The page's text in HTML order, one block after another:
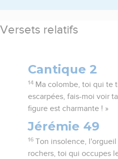
Versets relatifs
Cantique 2
14 Ma colombe, toi qui te
escarpées, fais-moi voir
figure est charmante ! »
Jérémie 49
16 Ton insolence,
rochers, toi qui occupes